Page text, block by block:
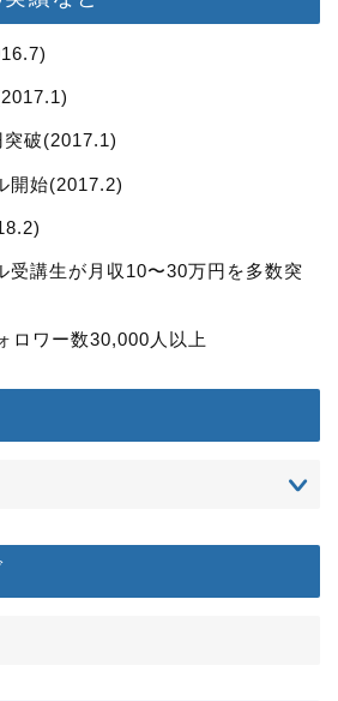
突破(2017.1)
開始(2017.2)
受講生が月収10〜30万円を多数突
ロワー数30,000人以上